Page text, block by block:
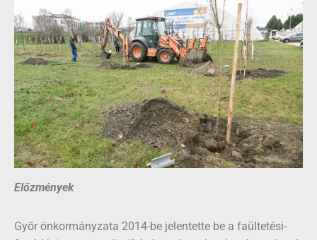
Előzmények
Győr önkormányzata 2014-be jelentette be a faültetési-